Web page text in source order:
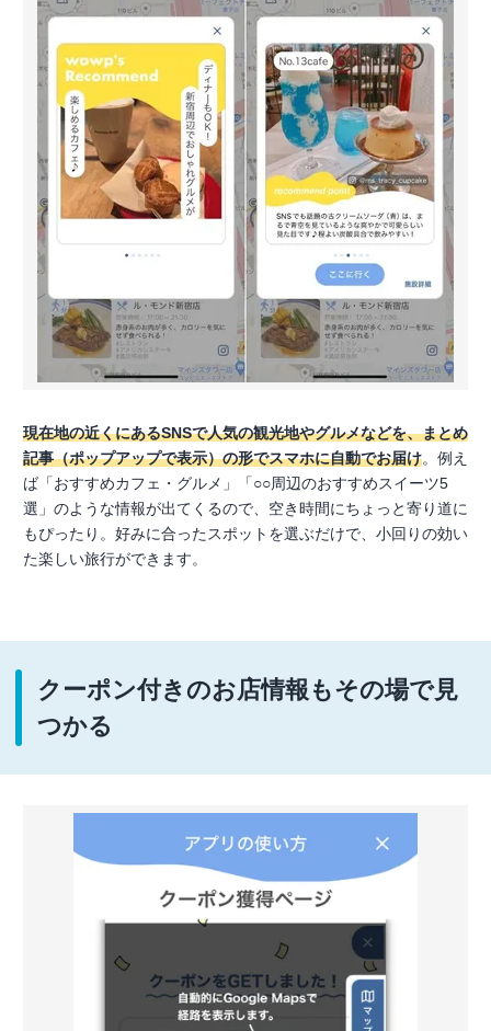
現在地の近くにあるSNSで人気の観光地やグルメなどを、まとめ
記事（ポップアップで表示）の形でスマホに自動でお届け。例え
ば「おすすめカフェ・グルメ」「○○周辺のおすすめスイーツ5
選」のような情報が出てくるので、空き時間にちょっと寄り道に
もぴったり。好みに合ったスポットを選ぶだけで、小回りの効い
た楽しい旅行ができます。
クーポン付きのお店情報もその場で見
つかる